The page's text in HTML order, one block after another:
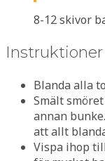
8-12 skivor
Instruktioner
Blanda alla
Smält
annan
att allt
Vispa ihop